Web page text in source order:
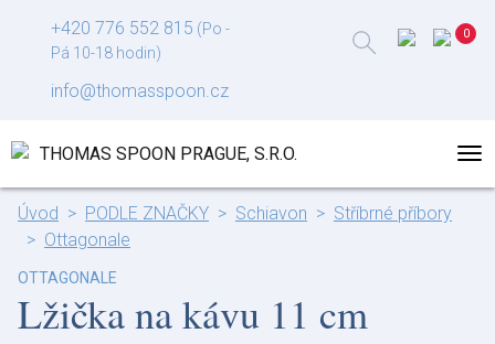
+420 776 552 815 (Po -
Pá 10-18 hodin)
info@thomasspoon.cz
Úvod PODLE ZNAČKY Schiavon
Stříbrné příbory
Ottagonale
OTTAGONALE
Lžička na kávu 11 cm